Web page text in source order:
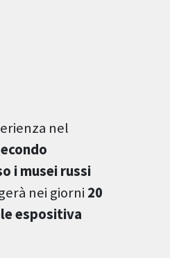
nel
i musei russi
nei giorni 20
espositiva